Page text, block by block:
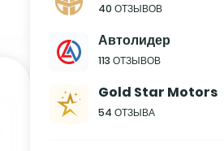
40 ОТЗЫВОВ
Автолидер
113 ОТЗЫВОВ
Gold Star Motors
54 ОТЗЫВА